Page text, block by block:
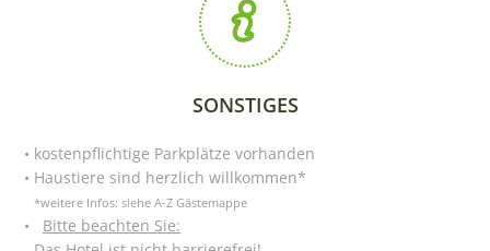
SONSTIGES
kostenpflichtige Parkplätze vorhanden
Haustiere sind herzlich willkommen*
*weitere Infos: siehe A-Z Gästemappe
Bitte beachten Sie: